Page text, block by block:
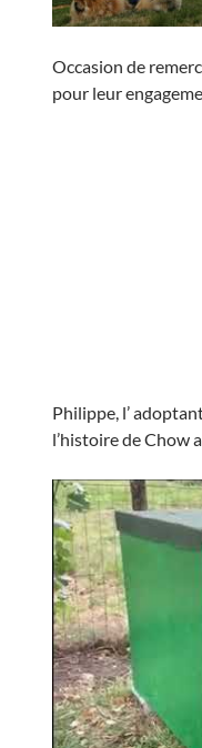
Occasion de
pour leur
Philippe, l’
l’histoire de Chow